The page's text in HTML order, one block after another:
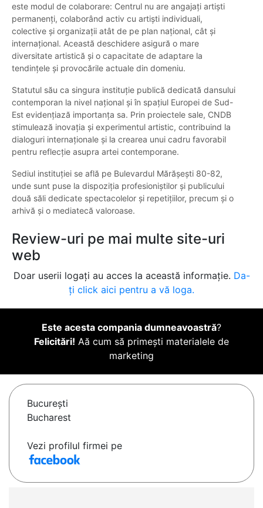
este modul de colaborare: Centrul nu are angajați artiști
permanenți, colaborând activ cu artiști individuali,
colective și organizații atât de pe plan național, cât și
internațional. Această deschidere asigură o mare
diversitate artistică și o capacitate de adaptare la
tendințele și provocările actuale din domeniu.
Statutul său ca singura instituție publică dedicată dansului
contemporan la nivel național și în spațiul Europei de Sud-
Est evidențiază importanța sa. Prin proiectele sale, CNDB
stimulează inovația și experimentul artistic, contribuind la
dialoguri internaționale și la crearea unui cadru favorabil
pentru reflecție asupra artei contemporane.
Sediul instituției se află pe Bulevardul Mărășești 80-82,
unde sunt puse la dispoziția profesioniștilor și publicului
două săli dedicate spectacolelor și repetițiilor, precum și o
arhivă și o mediatecă valoroase.
Review-uri pe mai multe site-uri
web
Doar userii logați au acces la această informație. Da-
ți click aici pentru a vă loga.
Este acesta compania dumneavoastră?
Felicitări! Aă cum să primești materialele de
marketing
Bucureşti
Bucharest
Vezi profilul firmei pe